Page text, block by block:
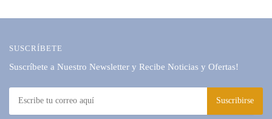
SUSCRÍBETE
Suscríbete a Nuestro Newsletter y Recibe Noticias y Ofertas!